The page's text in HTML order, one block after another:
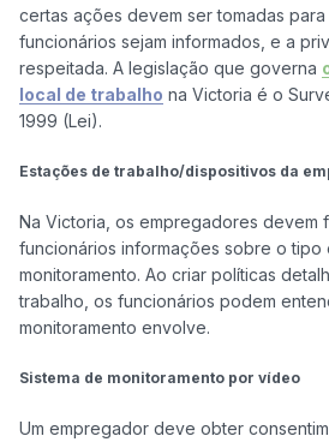
certas ações devem ser tomadas
funcionários sejam informados, e a
respeitada. A legislação que governa
local de trabalho na Victoria é o
1999 (Lei).
Estações de trabalho/dispositivos da
Na Victoria, os empregadores devem
funcionários informações sobre o tipo
monitoramento. Ao criar políticas
trabalho, os funcionários podem
monitoramento envolve.
Sistema de monitoramento por vídeo
Um empregador deve obter